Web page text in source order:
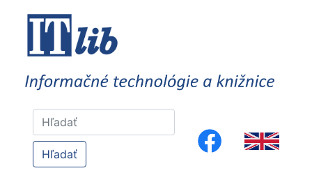
Hľadať